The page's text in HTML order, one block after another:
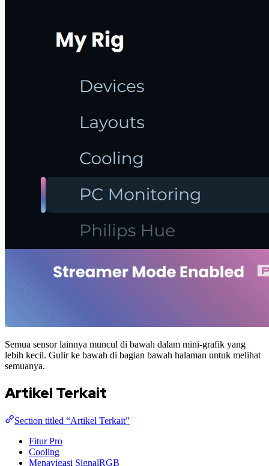
Semua sensor lainnya muncul di bawah dalam mini-grafik yang
lebih kecil. Gulir ke bawah di bagian bawah halaman untuk melihat
semuanya.
Artikel Terkait
Section titled “Artikel Terkait”
Fitur Pro
Cooling
Menavigasi SignalRGB